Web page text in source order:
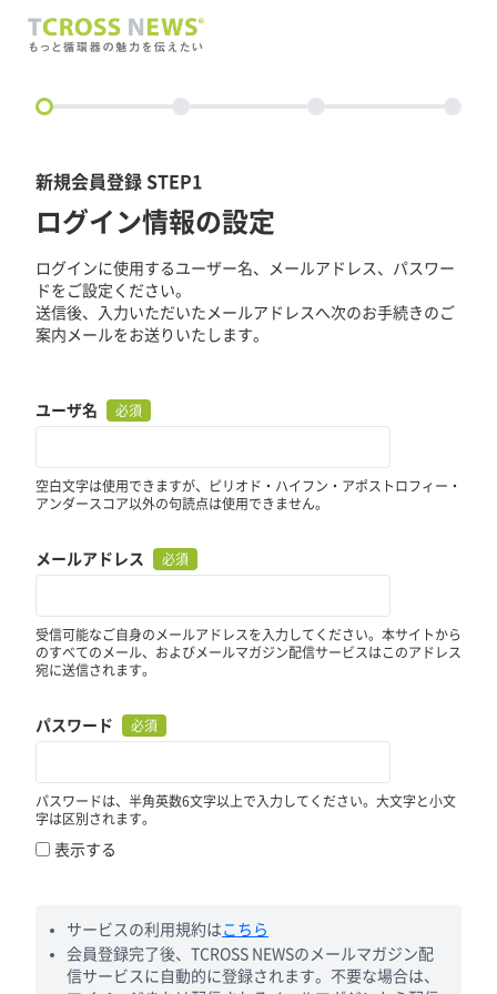
circle
新規会員登録 STEP1
ログイン情報の設定
ログインに使用するユーザー名、メールアドレス、パスワー
ドをご設定ください。
送信後、入力いただいたメールアドレスへ次のお手続きのご
案内メールをお送りいたします。
ユーザ名 必須
空白文字は使用できますが、ピリオド・ハイフン・アポストロフィー・
アンダースコア以外の句読点は使用できません。
メールアドレス 必須
受信可能なご自身のメールアドレスを入力してください。本サイトから
のすべてのメール、およびメールマガジン配信サービスはこのアドレス
宛に送信されます。
パスワード 必須
パスワードは、半角英数6文字以上で入力してください。大文字と小文
字は区別されます。
表示する
サービスの利用規約は こちら
会員登録完了後、TCROSS NEWSのメールマガジン配
信サービスに自動的に登録されます。不要な場合は、